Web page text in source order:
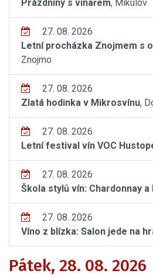
Prázdniny s vinařem, Mikulov
27. 08. 2026
Letní procházka Znojmem s
Znojmo
27. 08. 2026
Zlatá hodinka v Mikrosvínu,
27. 08. 2026
Letní festival vín VOC
27. 08. 2026
Škola stylů vín: Chardonnay
27. 08. 2026
Víno z blízka: Salon jede na
Pátek, 28. 08. 2026